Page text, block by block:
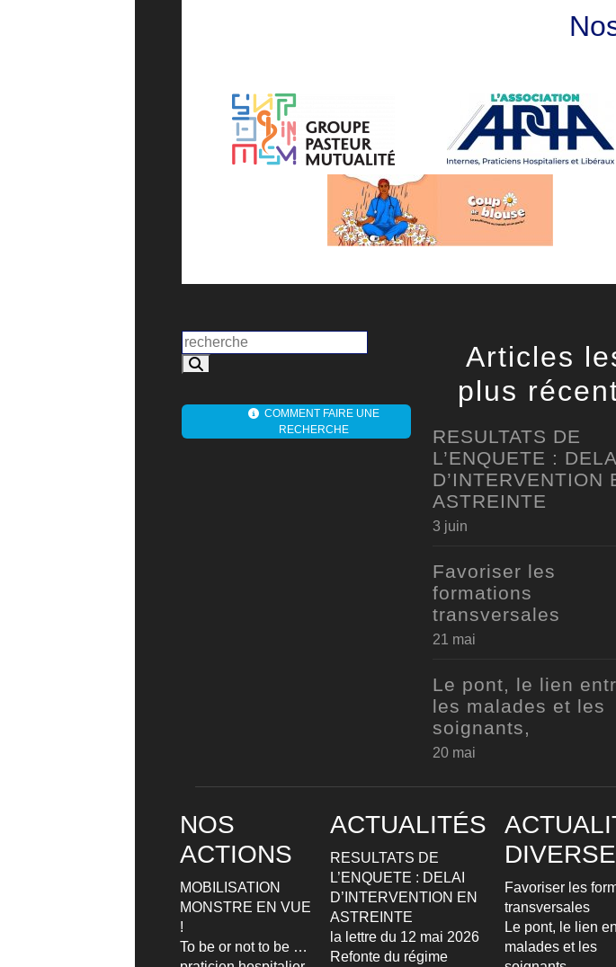
COMMENT FAIRE UNE
RECHERCHE
Articles
plus
RESULTATS DE
L’ENQUETE :
D’INTERVENTION
ASTREINTE
3 juin
Favoriser les
formations
transversales
21 mai
Le pont, le lien
les malades et les
soignants,
20 mai
NOS
ACTIONS
MOBILISATION
MONSTRE EN VUE
!
To be or not to be …
ACTUALITÉS
RESULTATS DE
L’ENQUETE : DELAI
D’INTERVENTION EN
ASTREINTE
la lettre du 12 mai 2026
Refonte du régime
Favoriser les
transversales
Le pont, le lien
malades et les